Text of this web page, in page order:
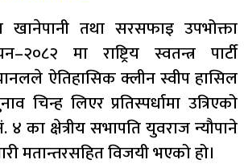
तथा सरसफाइ उपभोक्ता
मा राष्ट्रिय स्वतन्त्र पार्टी
ऐतिहासिक क्लीन स्वीप हासिल
चिन्ह लिएर प्रतिस्पर्धामा उत्रिएको
४ का क्षेत्रीय सभापति युवराज न्यौपाने
मतान्तरसहित विजयी भएको हो।